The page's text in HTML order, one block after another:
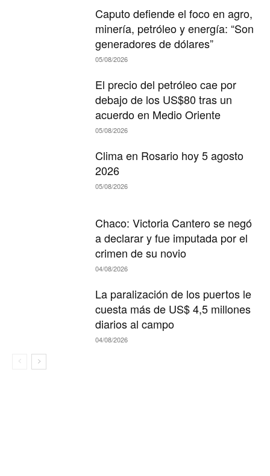
Caputo defiende el foco en agro,
minería, petróleo y energía: “Son
generadores de dólares”
05/08/2026
El precio del petróleo cae por
debajo de los US$80 tras un
acuerdo en Medio Oriente
05/08/2026
Clima en Rosario hoy 5 agosto
2026
05/08/2026
Chaco: Victoria Cantero se negó
a declarar y fue imputada por el
crimen de su novio
04/08/2026
La paralización de los puertos le
cuesta más de US$ 4,5 millones
diarios al campo
04/08/2026